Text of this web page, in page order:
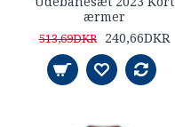
ærmer
513,69DKR 240,66DKR